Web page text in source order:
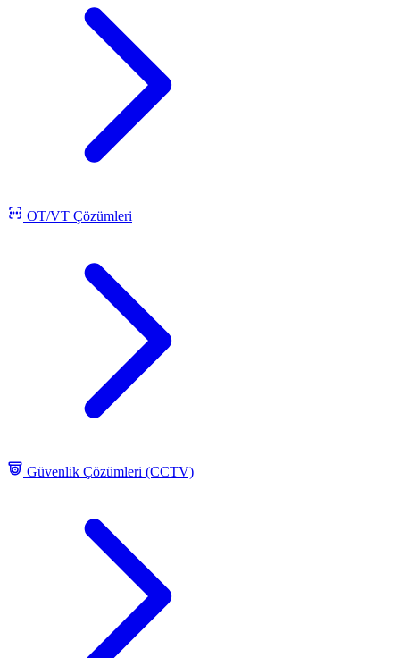
OT/VT Çözümleri
Güvenlik Çözümleri (CCTV)